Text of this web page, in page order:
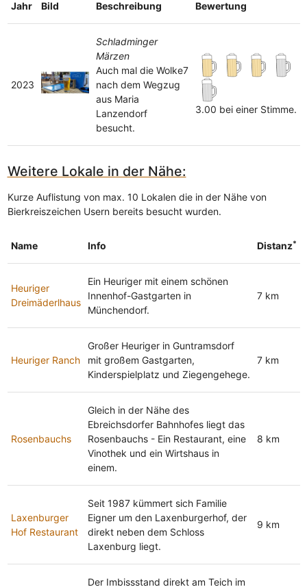
Jahr Bild Beschreibung Bewertung
2023
Schladminger
Märzen
Auch mal die Wolke7
nach dem Wegzug
aus Maria
Lanzendorf
besucht.
3.00 bei einer Stimme.
Weitere Lokale in der Nähe:
Kurze Auflistung von max. 10 Lokalen die in der Nähe von
Bierkreiszeichen Usern bereits besucht wurden.
Name Info Distanz*
Heuriger
Dreimäderlhaus
Ein Heuriger mit einem schönen
Innenhof-Gastgarten in
Münchendorf.
7 km
Heuriger Ranch
Großer Heuriger in Guntramsdorf
mit großem Gastgarten,
Kinderspielplatz und Ziegengehege.
7 km
Rosenbauchs
Gleich in der Nähe des
Ebreichsdorfer Bahnhofes liegt das
Rosenbauchs - Ein Restaurant, eine
Vinothek und ein Wirtshaus in
einem.
8 km
Laxenburger
Hof Restaurant
Seit 1987 kümmert sich Familie
Eigner um den Laxenburgerhof, der
direkt neben dem Schloss
Laxenburg liegt.
9 km
Der Imbissstand direkt am Teich im